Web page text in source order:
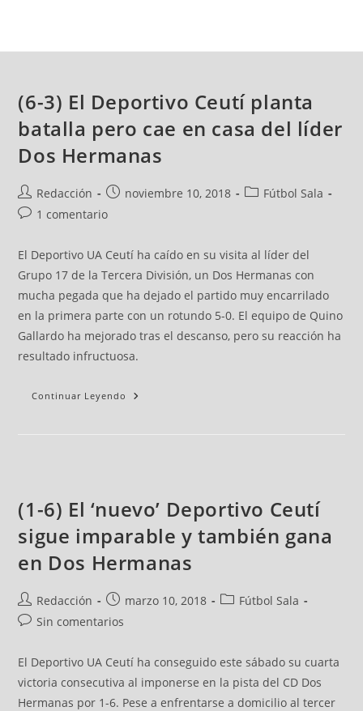
(6-3) El Deportivo Ceutí planta
batalla pero cae en casa del líder
Dos Hermanas
Redacción noviembre 10, 2018
Fútbol Sala
1 comentario
El Deportivo UA Ceutí ha caído en su visita al líder del
Grupo 17 de la Tercera División, un Dos Hermanas con
mucha pegada que ha dejado el partido muy encarrilado
en la primera parte con un rotundo 5-0. El equipo de Quino
Gallardo ha mejorado tras el descanso, pero su reacción ha
resultado infructuosa.
Continuar Leyendo
(1-6) El ‘nuevo’ Deportivo Ceutí
sigue imparable y también gana
en Dos Hermanas
Redacción marzo 10, 2018
Fútbol Sala
Sin comentarios
El Deportivo UA Ceutí ha conseguido este sábado su cuarta
victoria consecutiva al imponerse en la pista del CD Dos
Hermanas por 1-6. Pese a enfrentarse a domicilio al tercer